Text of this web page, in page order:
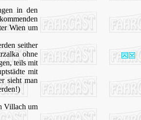
in den
Wien um
seither
ohne
teils mit
mit
sieht man
Villach um